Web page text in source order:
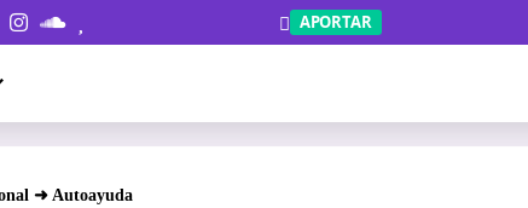
APORTAR
➜ Autoayuda